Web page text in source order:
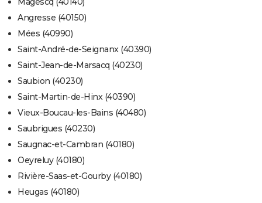
Angresse (40150)
Mées (40990)
Saint-André-de-Seignanx (40390)
Saint-Jean-de-Marsacq (40230)
Saubion (40230)
Saint-Martin-de-Hinx (40390)
Vieux-Boucau-les-Bains (40480)
Saubrigues (40230)
Saugnac-et-Cambran (40180)
Oeyreluy (40180)
Rivière-Saas-et-Gourby (40180)
Heugas (40180)